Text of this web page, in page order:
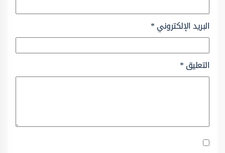
البريد الإلكتروني*
التعليق*